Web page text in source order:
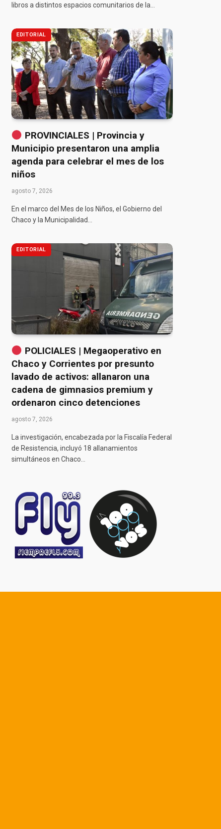
libros a distintos espacios comunitarios de la…
EDITORIAL
PROVINCIALES | Provincia y
Municipio presentaron una amplia
agenda para celebrar el mes de los
niños
agosto 7, 2026
En el marco del Mes de los Niños, el Gobierno del
Chaco y la Municipalidad…
EDITORIAL
POLICIALES | Megaoperativo en
Chaco y Corrientes por presunto
lavado de activos: allanaron una
cadena de gimnasios premium y
ordenaron cinco detenciones
agosto 7, 2026
La investigación, encabezada por la Fiscalía Federal
de Resistencia, incluyó 18 allanamientos
simultáneos en Chaco…